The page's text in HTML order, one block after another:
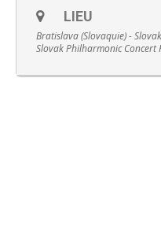
LIEU
Bratislava (Slovaquie) -
Slovak Philharmonic Concert